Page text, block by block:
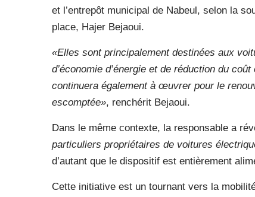
et l’entrepôt municipal de Nabeul, selon la
place, Hajer Bejaoui.
«Elles sont principalement destinées aux
d’économie d’énergie et de réduction du
continuera également à œuvrer pour le
escomptée», renchérit Bejaoui.
Dans le même contexte, la responsable a
particuliers propriétaires de voitures
d’autant que le dispositif est entièrement
Cette initiative est un tournant vers la